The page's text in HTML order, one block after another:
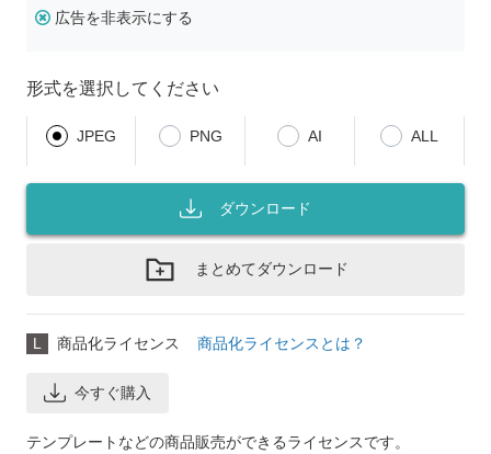
広告を非表示にする
形式を選択してください
JPEG PNG AI ALL
ダウンロード
まとめてダウンロード
L 商品化ライセンス 商品化ライセンスとは？
今すぐ購入
テンプレートなどの商品販売ができるライセンスです。